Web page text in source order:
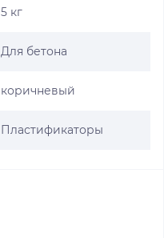
5 кг
Для бетона
коричневый
Пластификаторы